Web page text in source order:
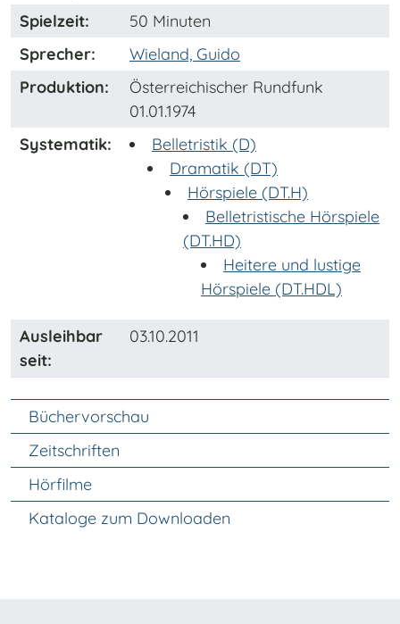
Spielzeit:
50 Minuten
Sprecher:
Wieland, Guido
Produktion:
Österreichischer Rundfunk
01.01.1974
Systematik:
Belletristik (D)
Dramatik (DT)
Hörspiele (DT.H)
Belletristische Hörspiele
(DT.HD)
Heitere und lustige
Hörspiele (DT.HDL)
Ausleihbar
seit:
03.10.2011
Unter Navigation
Büchervorschau
Zeitschriften
Hörfilme
Kataloge zum Downloaden